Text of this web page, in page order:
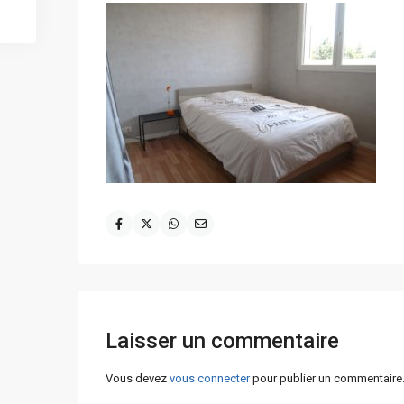
Laisser un commentaire
Vous devez vous connecterpour publier un commentaire.